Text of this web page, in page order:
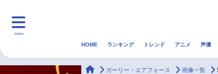
menu
HOME ランキング トレンド アニメ 声優
animateTimes
ガーリー・エアフォース 画像一覧